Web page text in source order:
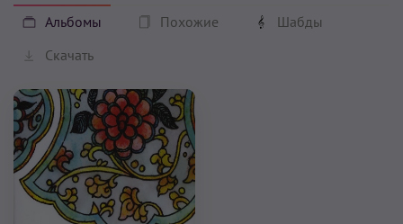
Альбомы Похожие
Шабды
Скачать